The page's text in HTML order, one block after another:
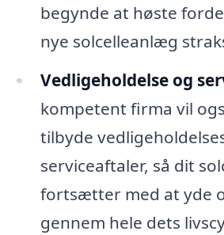
begynde at høste
nye solcelleanlæg
Vedligeholdelse og
kompetent firma vil
tilbyde
serviceaftaler, så dit
fortsætter med at yde
gennem hele dets